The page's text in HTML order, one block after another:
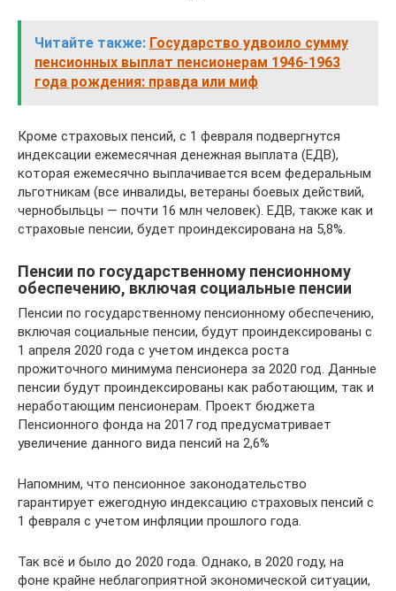
Читайте также: Государство удвоило сумму
пенсионных выплат пенсионерам 1946-1963
года рождения: правда или миф
Кроме страховых пенсий, с 1 февраля подвергнутся
индексации ежемесячная денежная выплата (ЕДВ),
которая ежемесячно выплачивается всем федеральным
льготникам (все инвалиды, ветераны боевых действий,
чернобыльцы — почти 16 млн человек). ЕДВ, также как и
страховые пенсии, будет проиндексирована на 5,8%.
Пенсии по государственному пенсионному
обеспечению, включая социальные пенсии
Пенсии по государственному пенсионному обеспечению,
включая социальные пенсии, будут проиндексированы с
1 апреля 2020 года с учетом индекса роста
прожиточного минимума пенсионера за 2020 год. Данные
пенсии будут проиндексированы как работающим, так и
неработающим пенсионерам. Проект бюджета
Пенсионного фонда на 2017 год предусматривает
увеличение данного вида пенсий на 2,6%
Напомним, что пенсионное законодательство
гарантирует ежегодную индексацию страховых пенсий с
1 февраля с учетом инфляции прошлого года.
Так всё и было до 2020 года. Однако, в 2020 году, на
фоне крайне неблагоприятной экономической ситуации,